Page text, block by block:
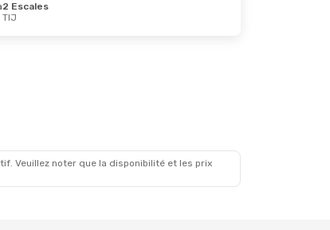
2 Escales
TIJ
Veuillez noter que la disponibilité et les prix